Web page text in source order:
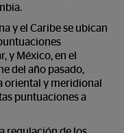
y el Caribe se ubican
y México, en el
del año pasado,
oriental y meridional
puntuaciones a